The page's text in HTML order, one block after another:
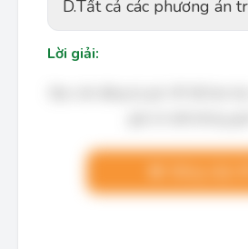
D.Tất cả các phương án
Lời giải: